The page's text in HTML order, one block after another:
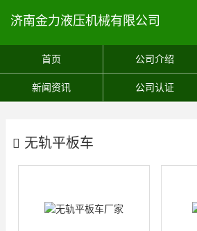
济南金力液压机械有限公司
首页 公司介绍
新闻资讯 公司认证
无轨平板车